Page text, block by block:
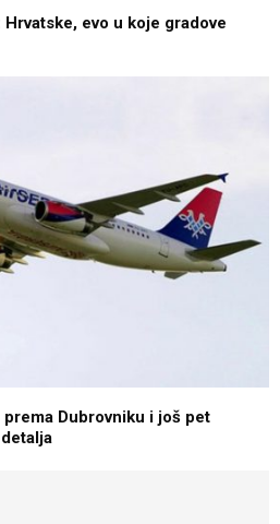
evo u koje gradove
Dubrovniku i još pet